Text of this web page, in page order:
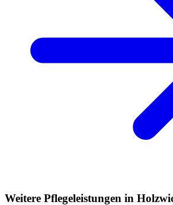
Weitere Pflegeleistungen in